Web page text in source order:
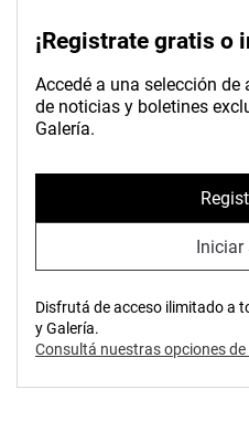
¡Registrate gratis o
Accedé a una selección
de noticias y boletines
Galería.
Iniciar
Disfrutá de acceso ilimitado a
y Galería.
Consultá nuestras opciones